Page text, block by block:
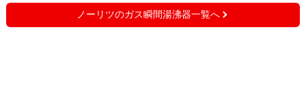
ノーリツのガス瞬間湯沸器一覧へ